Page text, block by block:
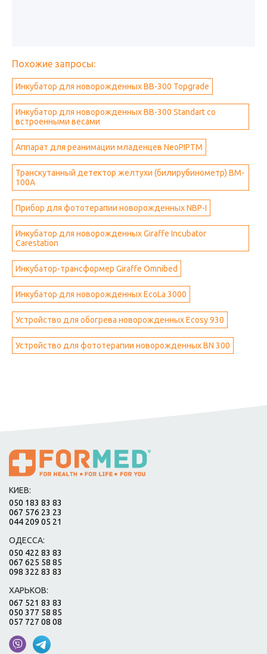
Похожие запросы:
Инкубатор для новорожденных BB-300 Topgrade
Инкубатор для новорожденных BB-300 Standart со
встроенными весами
Аппарат для реанимации младенцев NeoPIPTM
Транскутанный детектор желтухи (билирубинометр) BM-
100A
Прибор для фототерапии новорожденных NBP-I
Инкубатор для новорожденных Giraffe Incubator
Carestation
Инкубатор-трансформер Giraffe Omnibed
Инкубатор для новорожденных EcoLa 3000
Устройство для обогрева новорожденных Ecosy 930
Устройство для фототерапии новорожденных BN 300
КИЕВ:
050 183 83 83
067 576 23 23
044 209 05 21
ОДЕССА:
050 422 83 83
067 625 58 85
098 322 83 83
ХАРЬКОВ:
067 521 83 83
050 377 58 85
057 727 08 08